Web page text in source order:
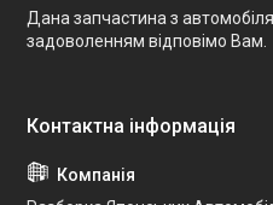
Дана запчастина з
задоволенням відповімо Вам.